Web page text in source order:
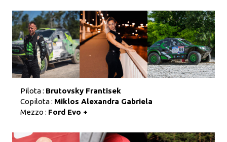
Pilota : Brutovsky Frantisek
Copilota : Miklos Alexandra Gabriela
Mezzo : Ford Evo +